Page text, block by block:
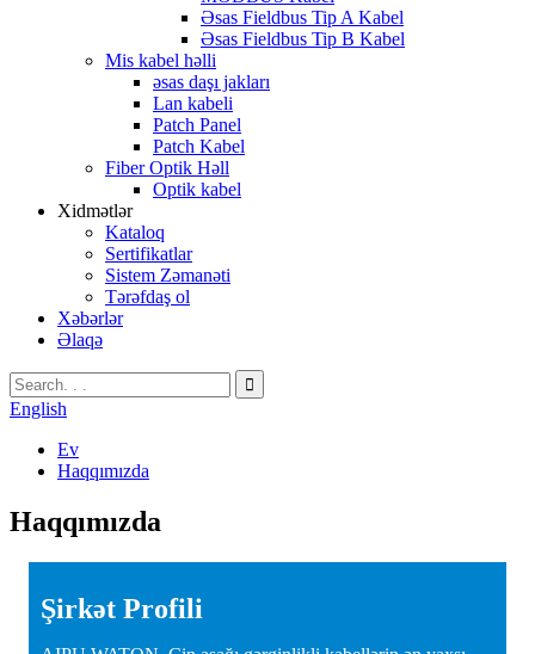
Əsas Fieldbus Tip A Kabel
Əsas Fieldbus Tip B Kabel
Mis kabel həlli
əsas daşı jakları
Lan kabeli
Patch Panel
Patch Kabel
Fiber Optik Həll
Optik kabel
Xidmətlər
Kataloq
Sertifikatlar
Sistem Zəmanəti
Tərəfdaş ol
Xəbərlər
Əlaqə
English
Ev
Haqqımızda
Haqqımızda
Şirkət Profili